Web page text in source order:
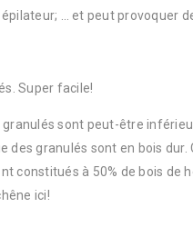
… et peut provoquer
Super facile!
sont peut-être
des granulés sont en bois dur.
constitués à 50% de bois de
ici!